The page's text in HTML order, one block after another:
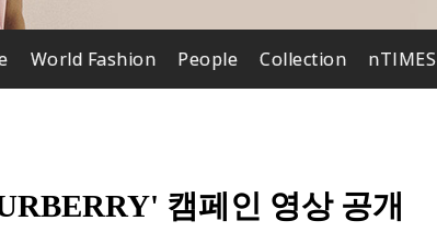
World Fashion People Collection nTIMES
캠페인 영상 공개